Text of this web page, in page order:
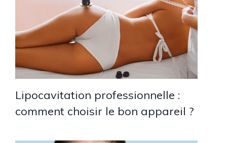
Lipocavitation professionnelle :
comment choisir le bon appareil ?